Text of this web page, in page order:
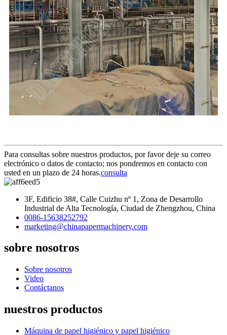
Para consultas sobre nuestros productos, por favor deje su correo
electrónico o datos de contacto; nos pondremos en contacto con
usted en un plazo de 24 horas.consulta
3F, Edificio 38#, Calle Cuizhu nº 1, Zona de Desarrollo
Industrial de Alta Tecnología, Ciudad de Zhengzhou, China
0086-15638252792
marketing@chinapapermachinery.com
sobre nosotros
Sobre nosotros
Video
Contáctanos
nuestros productos
Máquina de papel higiénico y papel higiénico